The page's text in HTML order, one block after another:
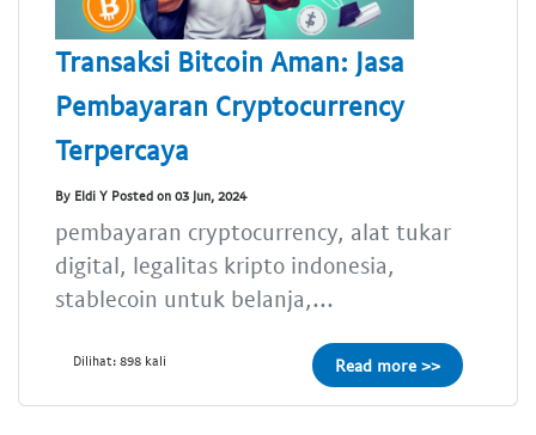
Transaksi Bitcoin Aman: Jasa
Pembayaran Cryptocurrency
Terpercaya
By Eldi Y Posted on 03 Jun, 2024
pembayaran cryptocurrency, alat tukar
digital, legalitas kripto indonesia,
stablecoin untuk belanja,...
Dilihat: 898 kali Read more >>